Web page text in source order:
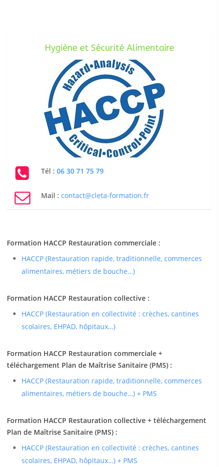
Hygiène et Sécurité Alimentaire
Tél : 06 30 71 75 79
Mail : contact@cleta-formation.fr
Formation HACCP Restauration commerciale :
HACCP (Restauration rapide, traditionnelle, commerces
alimentaires, métiers de bouche…)
Formation HACCP Restauration collective :
HACCP (Restauration en collectivité : crèches, cantines
scolaires, EHPAD, hôpitaux…)
Formation HACCP Restauration commerciale +
téléchargement Plan de Maîtrise Sanitaire (PMS) :
HACCP (Restauration rapide, traditionnelle, commerces
alimentaires, métiers de bouche…) + PMS
Formation HACCP Restauration collective + téléchargement
Plan de Maîtrise Sanitaire (PMS) :
HACCP (Restauration en collectivité : crèches, cantines
scolaires, EHPAD, hôpitaux…) + PMS